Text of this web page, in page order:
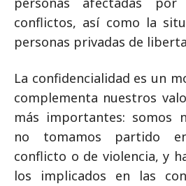
conflictos, así como la
personas privadas de
La confidencialidad es un
complementa nuestros
más importantes: somos
no tomamos partido
conflicto o de violencia, y
los implicados en las